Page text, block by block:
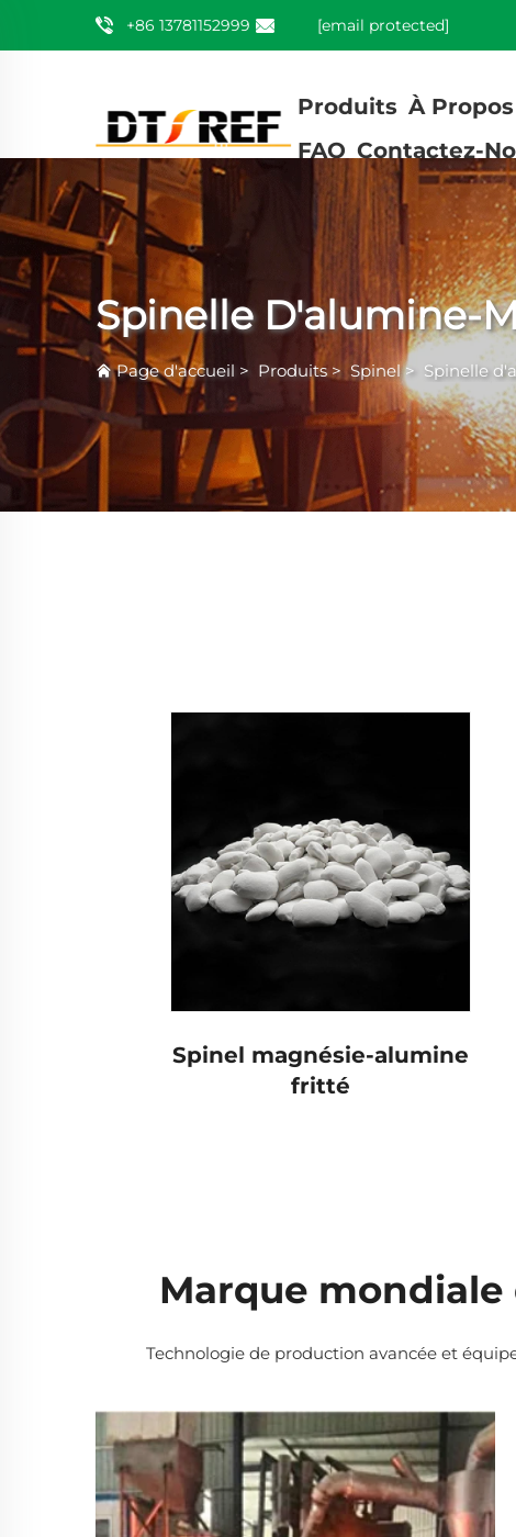
+86 13781152999 [email protected]
Produits À
FAQ Contactez-
Spinelle D'alumine-
Page d'accueil > Produits> Spinel> Spinelle
Spinel magnésie-alumine
fritté
Marque
Technologie de production avancée et